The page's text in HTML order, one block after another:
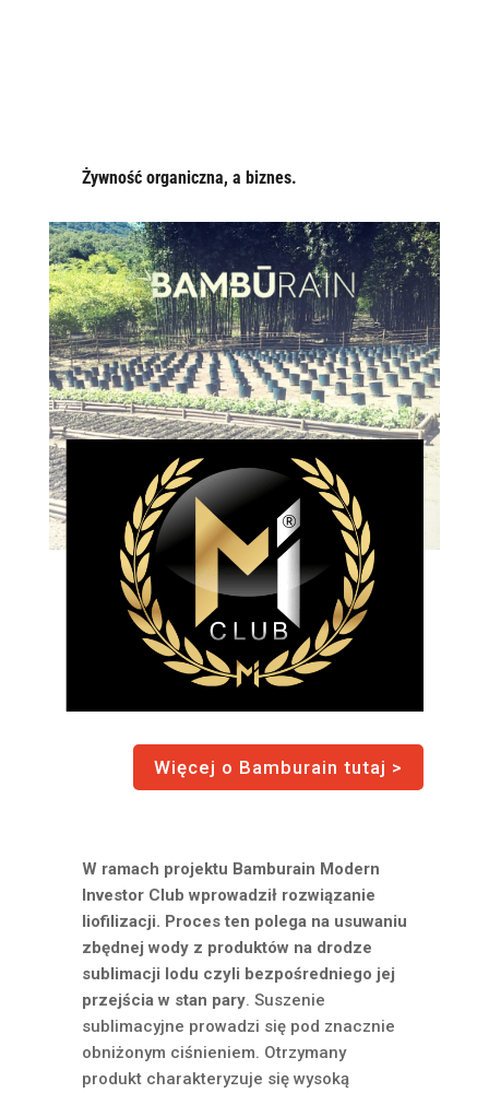
Żywność organiczna, a biznes.
Więcej o Bamburain tutaj >
W ramach projektu Bamburain Modern
Investor Club wprowadził rozwiązanie
liofilizacji. Proces ten polega na usuwaniu
zbędnej wody z produktów na drodze
sublimacji lodu czyli bezpośredniego jej
przejścia w stan pary. Suszenie
sublimacyjne prowadzi się pod znacznie
obniżonym ciśnieniem. Otrzymany
produkt charakteryzuje się wysoką